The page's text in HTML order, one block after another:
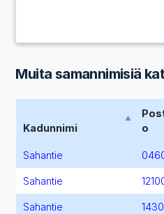
Muita samannimisiä
Kadunnimi
o
Sahantie
Sahantie
Sahantie